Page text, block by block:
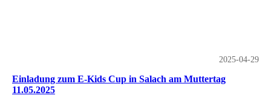
2025-04-29
Einladung zum E-Kids Cup in Salach am Muttertag
11.05.2025